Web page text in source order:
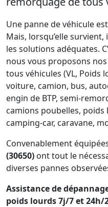
Une panne de véhicule
Mais, lorsqu’elle
les solutions adéquates.
nous vous proposons
tous véhicules (VL, Poids
voiture, camion, bus,
engin de BTP, semi-
camions poubelles,
camping-car, caravane,
Convenablement
(30650) ont tout le
diverses pannes
Assistance de
poids lourds 7j/7 et 24h/